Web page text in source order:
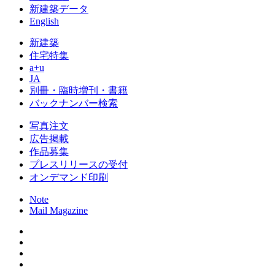
新建築データ
English
新建築
住宅特集
a+u
JA
別冊・臨時増刊・書籍
バックナンバー検索
写真注文
広告掲載
作品募集
プレスリリースの受付
オンデマンド印刷
Note
Mail Magazine